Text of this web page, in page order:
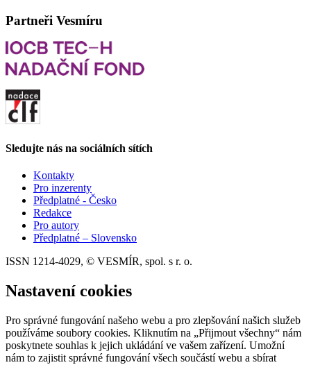
Partneři Vesmíru
Sledujte nás na sociálních sítích
Kontakty
Pro inzerenty
Předplatné - Česko
Redakce
Pro autory
Předplatné – Slovensko
ISSN 1214-4029, © VESMÍR, spol. s r. o.
Nastavení cookies
Pro správné fungování našeho webu a pro zlepšování našich služeb
používáme soubory cookies. Kliknutím na „Přijmout všechny“ nám
poskytnete souhlas k jejich ukládání ve vašem zařízení. Umožní
nám to zajistit správné fungování všech součástí webu a sbírat